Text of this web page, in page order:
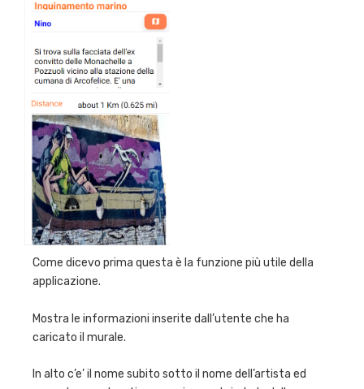
Come dicevo prima questa è la funzione più utile della
applicazione.
Mostra le informazioni inserite dall’utente che ha
caricato il murale.
In alto c’e’ il nome subito sotto il nome dell’artista ed